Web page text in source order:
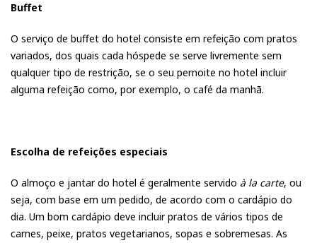
Buffet
O serviço de buffet do hotel consiste em refeição com pratos
variados, dos quais cada hóspede se serve livremente sem
qualquer tipo de restrição, se o seu pernoite no hotel incluir
alguma refeição como, por exemplo, o café da manhã.
Escolha de refeições especiais
O almoço e jantar do hotel é geralmente servido à la carte, ou
seja, com base em um pedido, de acordo com o cardápio do
dia. Um bom cardápio deve incluir pratos de vários tipos de
carnes, peixe, pratos vegetarianos, sopas e sobremesas. As